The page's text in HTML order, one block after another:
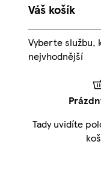
Váš košík
Vyberte službu,
nejvhodnější
Tady uvidíte